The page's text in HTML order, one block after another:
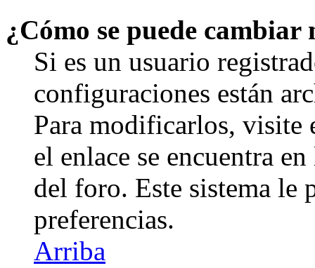
¿Cómo se puede
Si es un usuario
configuraciones están
Para modificarlos, visite
el enlace se encuentra
del foro. Este sistema le
preferencias.
Arriba